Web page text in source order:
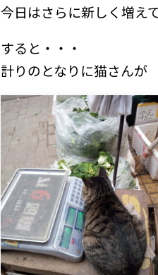
今日はさらに新しく増え
すると・・・
計りのとなりに猫さんが